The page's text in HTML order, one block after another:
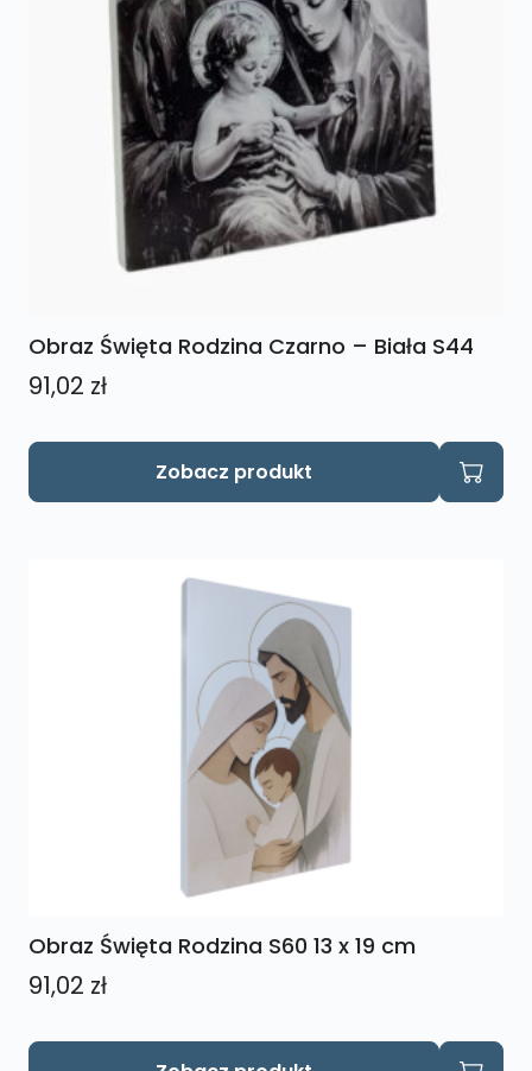
Obraz Święta Rodzina Czarno – Biała S44
91,02 zł
Zobacz produkt
Obraz Święta Rodzina S60 13 x 19 cm
91,02 zł